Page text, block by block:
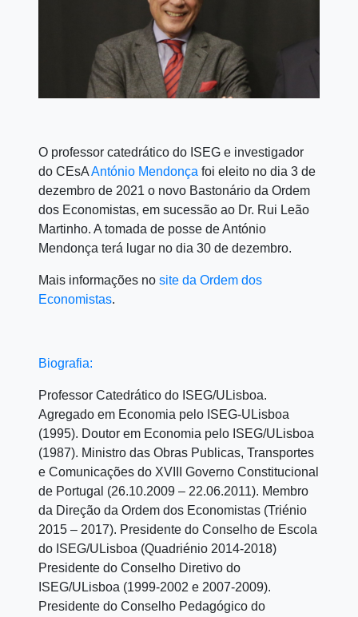
O professor catedrático do ISEG e investigador
do CEsAAntónio Mendonça foi eleito no dia 3 de
dezembro de 2021 o novo Bastonário da Ordem
dos Economistas, em sucessão ao Dr. Rui Leão
Martinho. A tomada de posse de António
Mendonça terá lugar no dia 30 de dezembro.
Mais informações no site da Ordem dos
Economistas.
Biografia:
Professor Catedrático do ISEG/ULisboa.
Agregado em Economia pelo ISEG-ULisboa
(1995). Doutor em Economia pelo ISEG/ULisboa
(1987). Ministro das Obras Publicas, Transportes
e Comunicações do XVIII Governo Constitucional
de Portugal (26.10.2009 – 22.06.2011). Membro
da Direção da Ordem dos Economistas (Triénio
2015 – 2017). Presidente do Conselho de Escola
do ISEG/ULisboa (Quadriénio 2014-2018)
Presidente do Conselho Diretivo do
ISEG/ULisboa (1999-2002 e 2007-2009).
Presidente do Conselho Pedagógico do